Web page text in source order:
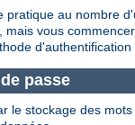
au nombre
vous
d'authentification
passe
le stockage des